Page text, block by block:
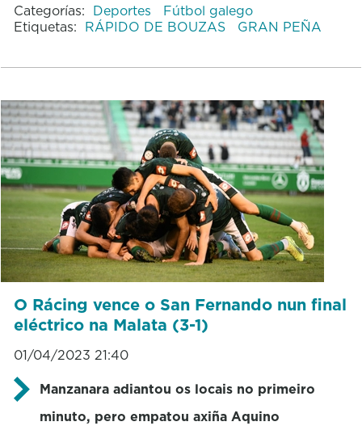
Categorías: Deportes
Fútbol galego
Etiquetas: RÁPIDO DE BOUZAS GRAN PEÑA
O Rácing vence o San Fernando nun final
eléctrico na Malata (3-1)
01/04/2023 21:40
Manzanara adiantou os locais no primeiro
minuto, pero empatou axiña Aquino